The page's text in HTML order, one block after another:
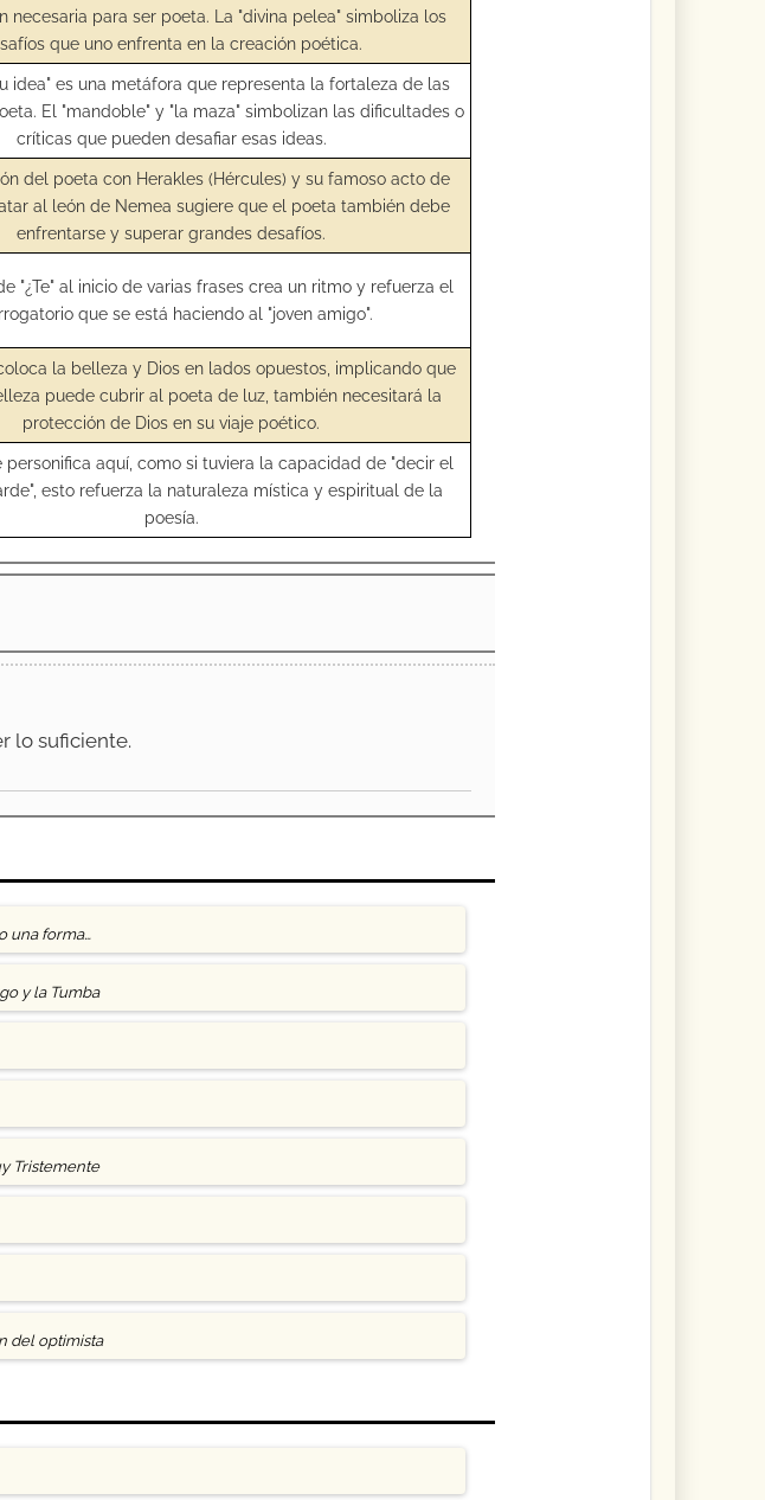
necesaria para ser poeta. La "divina pelea" simboliza los
que uno enfrenta en la creación poética.
idea" es una metáfora que representa la fortaleza de las
El "mandoble" y "la maza" simbolizan las dificultades o
críticas que pueden desafiar esas ideas.
del poeta con Herakles (Hércules) y su famoso acto de
al león de Nemea sugiere que el poeta también debe
enfrentarse y superar grandes desafíos.
"¿Te" al inicio de varias frases crea un ritmo y refuerza el
que se está haciendo al "joven amigo".
la belleza y Dios en lados opuestos, implicando que
puede cubrir al poeta de luz, también necesitará la
protección de Dios en su viaje poético.
personifica aquí, como si tuviera la capacidad de "decir el
esto refuerza la naturaleza mística y espiritual de la
poesía.
lo suficiente.
una forma…
y la Tumba
Tristemente
del optimista